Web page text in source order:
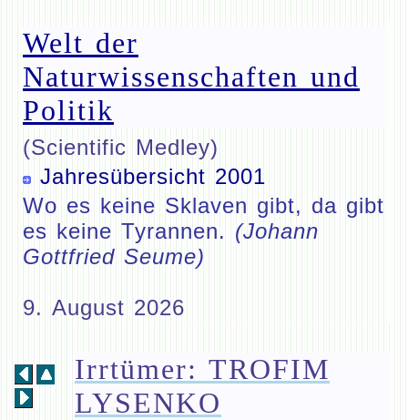
Welt der
Naturwissenschaften und
Politik
(Scientific Medley)
Jahresübersicht 2001
Wo es keine Sklaven gibt, da gibt
es keine Tyrannen. (Johann
Gottfried Seume)
9. August 2026
Irrtümer: TROFIM
LYSENKO